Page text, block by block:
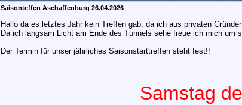
Saisonteffen Aschaffenburg 26.04.2026
Hallo da es letztes Jahr kein Treffen gab, da ich aus privaten
Da ich langsam Licht am Ende des Tunnels sehe freue ich mich um
Der Termin für unser jährliches Saisonstarttreffen steht fest!!
Samstag